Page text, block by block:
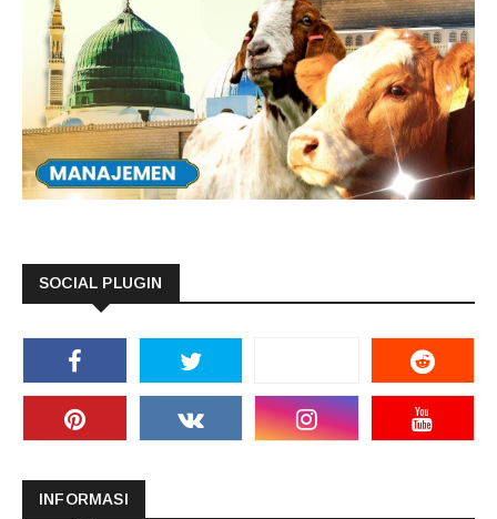
SOCIAL PLUGIN
INFORMASI